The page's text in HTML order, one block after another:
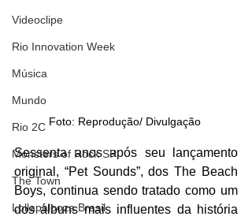
Videoclipe
Rio Innovation Week
Música
Mundo
Rio 2C
Monsters of Rock SP
The Town
Lollapalooza Brasil
Foto: Reprodução/ Divulgação
Sessenta anos após seu lançamento
original, “Pet Sounds”, dos The Beach
Boys, continua sendo tratado como um
dos álbuns mais influentes da história